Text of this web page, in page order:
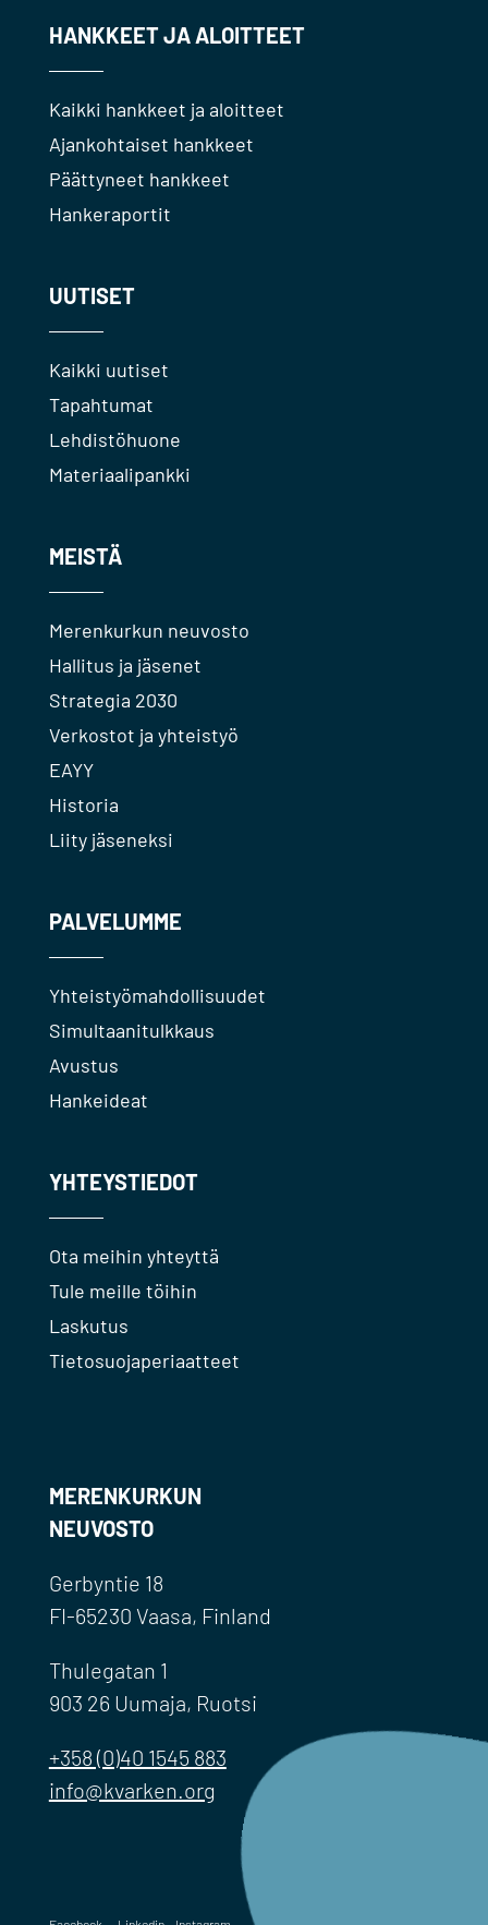
HANKKEET JA ALOITTEET
Kaikki hankkeet ja aloitteet
Ajankohtaiset hankkeet
Päättyneet hankkeet
Hankeraportit
UUTISET
Kaikki uutiset
Tapahtumat
Lehdistöhuone
Materiaalipankki
MEISTÄ
Merenkurkun neuvosto
Hallitus ja jäsenet
Strategia 2030
Verkostot ja yhteistyö
EAYY
Historia
Liity jäseneksi
PALVELUMME
Yhteistyömahdollisuudet
Simultaanitulkkaus
Avustus
Hankeideat
YHTEYSTIEDOT
Ota meihin yhteyttä
Tule meille töihin
Laskutus
Tietosuojaperiaatteet
MERENKURKUN
NEUVOSTO
Gerbyntie 18
FI-65230 Vaasa, Finland
Thulegatan 1
903 26 Uumaja, Ruotsi
+358 (0)40 1545 883
info@kvarken.org